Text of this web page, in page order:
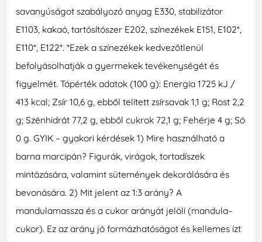
savanyúságot szabályozó anyag E330, stabilizátor
E1103, kakaó, tartósítószer E202, színezékek E151, E102*,
E110*, E122*. *Ezek a színezékek kedvezőtlenül
befolyásolhatják a gyermekek tevékenységét és
figyelmét. Tápérték adatok (100 g): Energia 1725 kJ /
413 kcal; Zsír 10,6 g, ebből telített zsírsavak 1,1 g; Rost 2,2
g; Szénhidrát 77,2 g, ebből cukrok 72,1 g; Fehérje 4 g; Só
0 g. GYIK – gyakori kérdések 1) Mire használható a
barna marcipán? Figurák, virágok, tortadíszek
mintázására, valamint sütemények dekorálására és
bevonására. 2) Mit jelent az 1:3 arány? A
mandulamassza és a cukor arányát jelöli (mandula–
cukor). Ez az arány jó formázhatóságot és kellemes ízt